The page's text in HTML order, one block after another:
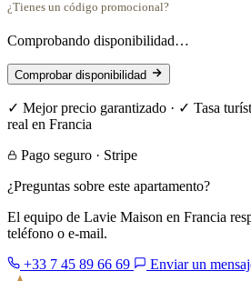
¿Tienes un código promocional?
Comprobando disponibilidad…
Comprobar disponibilidad
✓ Mejor precio garantizado · ✓ Tasa
real en Francia
Pago seguro · Stripe
¿Preguntas sobre este apartamento?
El equipo de Lavie Maison en Francia
teléfono o e-mail.
+33 7 45 89 66 69
Enviar un